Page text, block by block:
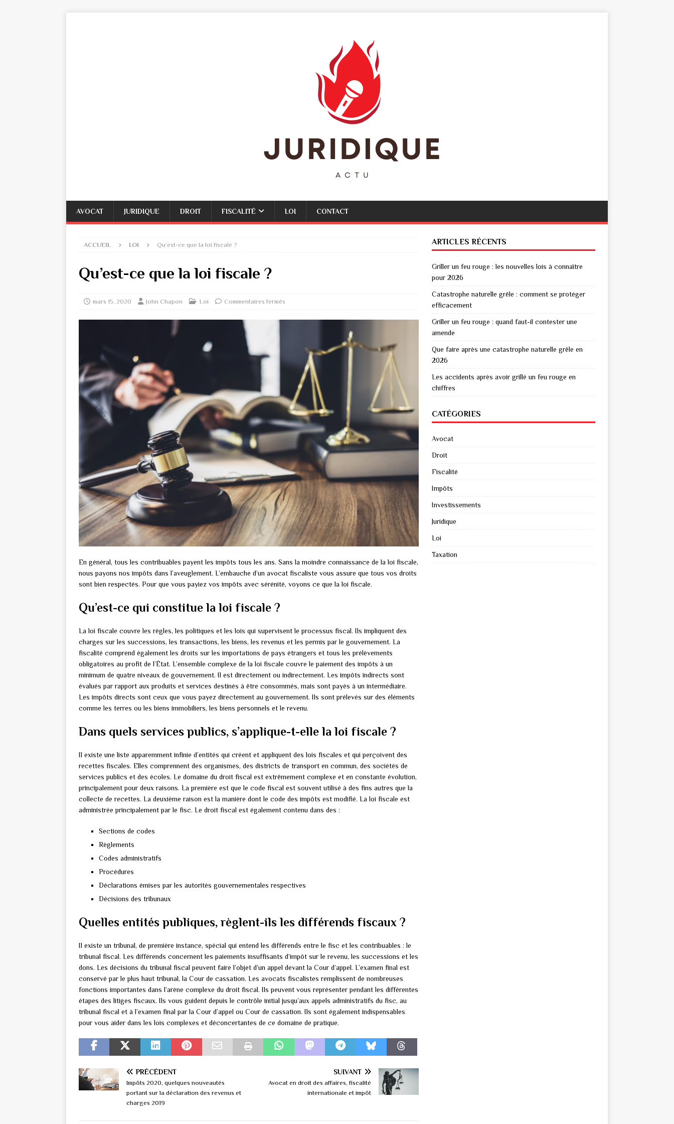
AVOCAT JURIDIQUE DROIT FISCALITÉ LOI CONTACT
ACCUEIL LOI Qu’est-ce que la loi fiscale ?
Qu’est-ce que la loi fiscale ?
mars 15, 2020 John Chapon Loi Commentaires fermés
En général, tous les contribuables payent les impôts tous les ans. Sans la moindre connaissance de la loi fiscale,
nous payons nos impôts dans l’aveuglement. L’embauche d’un avocat fiscaliste vous assure que tous vos droits
sont bien respectés. Pour que vous payiez vos impôts avec sérénité, voyons ce que la loi fiscale.
Qu’est-ce qui constitue la loi fiscale ?
La loi fiscale couvre les règles, les politiques et les lois qui supervisent le processus fiscal. Ils impliquent des
charges sur les successions, les transactions, les biens, les revenus et les permis par le gouvernement. La
fiscalité comprend également les droits sur les importations de pays étrangers et tous les prélèvements
obligatoires au profit de l’État. L’ensemble complexe de la loi fiscale couvre le paiement des impôts à un
minimum de quatre niveaux de gouvernement. Il est directement ou indirectement. Les impôts indirects sont
évalués par rapport aux produits et services destinés à être consommés, mais sont payés à un intermédiaire.
Les impôts directs sont ceux que vous payez directement au gouvernement. Ils sont prélevés sur des éléments
comme les terres ou les biens immobiliers, les biens personnels et le revenu.
Dans quels services publics, s’applique-t-elle la loi fiscale ?
Il existe une liste apparemment infinie d’entités qui créent et appliquent des lois fiscales et qui perçoivent des
recettes fiscales. Elles comprennent des organismes, des districts de transport en commun, des sociétés de
services publics et des écoles. Le domaine du droit fiscal est extrêmement complexe et en constante évolution,
principalement pour deux raisons. La première est que le code fiscal est souvent utilisé à des fins autres que la
collecte de recettes. La deuxième raison est la manière dont le code des impôts est modifié. La loi fiscale est
administrée principalement par le fisc. Le droit fiscal est également contenu dans des :
Sections de codes
Règlements
Codes administratifs
Procédures
Déclarations émises par les autorités gouvernementales respectives
Décisions des tribunaux
Quelles entités publiques, règlent-ils les différends fiscaux ?
Il existe un tribunal, de première instance, spécial qui entend les différends entre le fisc et les contribuables : le
tribunal fiscal. Les différends concernent les paiements insuffisants d’impôt sur le revenu, les successions et les
dons. Les décisions du tribunal fiscal peuvent faire l’objet d’un appel devant la Cour d’appel. L’examen final est
conservé par le plus haut tribunal, la Cour de cassation. Les avocats fiscalistes remplissent de nombreuses
fonctions importantes dans l’arène complexe du droit fiscal. Ils peuvent vous représenter pendant les différentes
étapes des litiges fiscaux. Ils vous guident depuis le contrôle initial jusqu’aux appels administratifs du fisc, au
tribunal fiscal et à l’examen final par la Cour d’appel ou Cour de cassation. Ils sont également indispensables
pour vous aider dans les lois complexes et déconcertantes de ce domaine de pratique.
PRÉCÉDENT
Impôts 2020, quelques nouveautés
portant sur la déclaration des revenus et
charges 2019
SUIVANT
Avocat en droit des affaires, fiscalité
internationale et impôt
ARTICLES RÉCENTS
Griller un feu rouge : les nouvelles lois à connaître
pour 2026
Catastrophe naturelle grêle : comment se protéger
efficacement
Griller un feu rouge : quand faut-il contester une
amende
Que faire après une catastrophe naturelle grêle en
2026
Les accidents après avoir grillé un feu rouge en
chiffres
CATÉGORIES
Avocat
Droit
Fiscalité
Impôts
Investissements
Juridique
Loi
Taxation